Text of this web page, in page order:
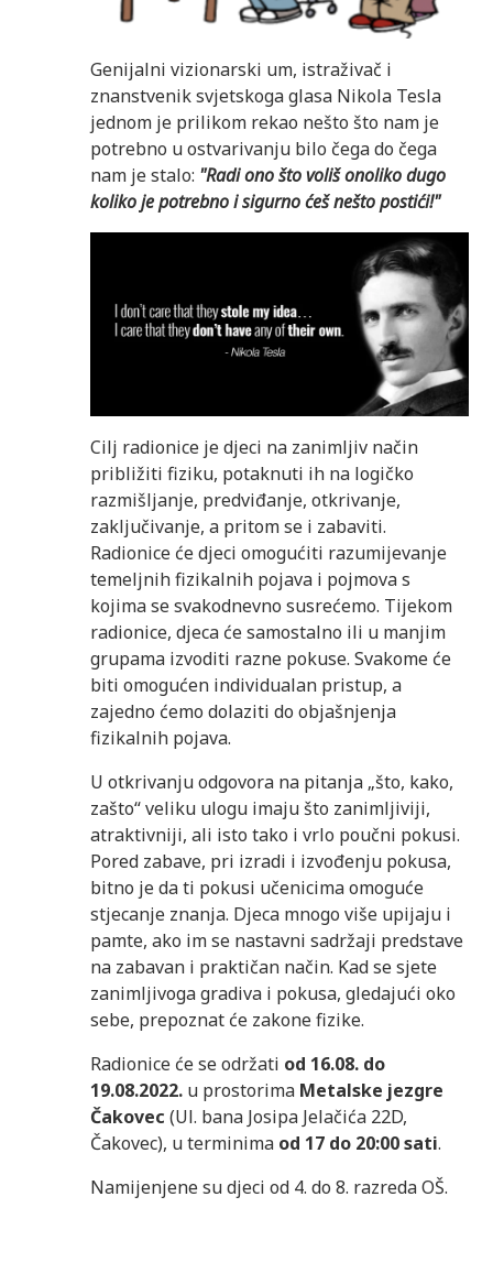
Genijalni vizionarski um, istraživač i
znanstvenik svjetskoga glasa Nikola Tesla
jednom je prilikom rekao nešto što nam je
potrebno u ostvarivanju bilo čega do čega
nam je stalo: "Radi ono što voliš onoliko dugo
koliko je potrebno i sigurno ćeš nešto postići!"
Cilj radionice je djeci na zanimljiv način
približiti fiziku, potaknuti ih na logičko
razmišljanje, predviđanje, otkrivanje,
zaključivanje, a pritom se i zabaviti.
Radionice će djeci omogućiti razumijevanje
temeljnih fizikalnih pojava i pojmova s
kojima se svakodnevno susrećemo. Tijekom
radionice, djeca će samostalno ili u manjim
grupama izvoditi razne pokuse. Svakome će
biti omogućen individualan pristup, a
zajedno ćemo dolaziti do objašnjenja
fizikalnih pojava.
U otkrivanju odgovora na pitanja „što, kako,
zašto“ veliku ulogu imaju što zanimljiviji,
atraktivniji, ali isto tako i vrlo poučni pokusi.
Pored zabave, pri izradi i izvođenju pokusa,
bitno je da ti pokusi učenicima omoguće
stjecanje znanja. Djeca mnogo više upijaju i
pamte, ako im se nastavni sadržaji predstave
na zabavan i praktičan način. Kad se sjete
zanimljivoga gradiva i pokusa, gledajući oko
sebe, prepoznat će zakone fizike.
Radionice će se održati od 16.08. do
19.08.2022. u prostorima Metalske jezgre
Čakovec(Ul. bana Josipa Jelačića 22D,
Čakovec), u terminima od 17 do 20:00 sati.
Namijenjene su djeci od 4. do 8. razreda OŠ.